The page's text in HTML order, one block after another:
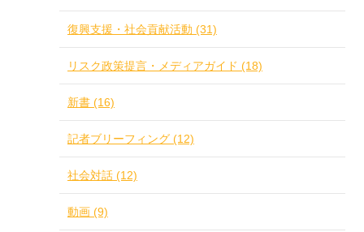
復興支援・社会貢献活動 (31)
リスク政策提言・メディアガイド (18)
新書 (16)
記者ブリーフィング (12)
社会対話 (12)
動画 (9)